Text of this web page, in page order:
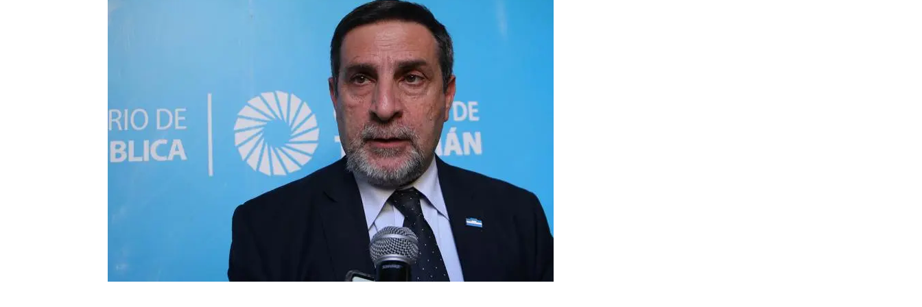
“En nuestro tercer proyecto integral del año, el compromiso y dedicación de todas las
fiscalías intervinientes, ha demostrado una vez más el alto sentido social del Ministerio
Fiscal, donde el bienestar general de las familias, niños, y adultos de zonas geográficamente
desfavorecidas, no les resulta indiferente”, advirtieron desde el MPF.
Las comunidades beneficiadas fueron: Gonzalo, Rodeo Grande, Ñorco, Rearte Sur y Chuscha
de Trancas – Chasquivil, San José de Chasquivil, Anfama, Anca Juli de Tafí Viejo – El Nogalito
y Mala Mala de Lules, Ampimpa, La Sala y Los Corpitos de Amaicha del Valle – Quilmes de
Colalao del Valle, La Chilca, Pozo Hondo, La Paloma, El Paraíso y Taco Ralo de Graneros – La
Calera, Corralito y Escaba de Arriba de Alberdi.
Durante el encuentro, no faltaron las muestras de afecto y emotividad por la concreción de la
acción llevada a cabo, la cual permitió reforzar el compromiso del Ministerio Fiscal con las
diferentes instituciones que colaboran para mejorar la calidad de vida de los niños de alta